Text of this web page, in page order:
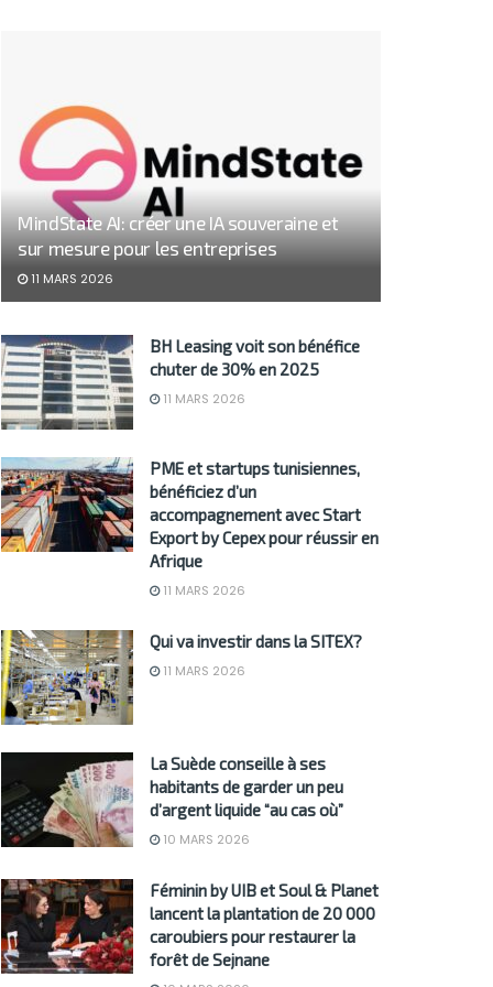
MindState AI: créer une IA souveraine et
sur mesure pour les entreprises
11 MARS 2026
BH Leasing voit son bénéfice
chuter de 30% en 2025
11 MARS 2026
PME et startups tunisiennes,
bénéficiez d’un
accompagnement avec Start
Export by Cepex pour réussir en
Afrique
11 MARS 2026
Qui va investir dans la SITEX?
11 MARS 2026
La Suède conseille à ses
habitants de garder un peu
d’argent liquide “au cas où”
10 MARS 2026
Féminin by UIB et Soul & Planet
lancent la plantation de 20 000
caroubiers pour restaurer la
forêt de Sejnane